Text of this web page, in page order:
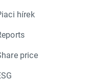
hírek
price